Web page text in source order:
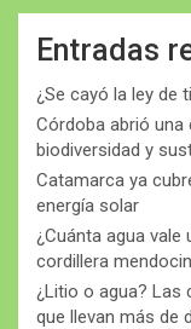
Entradas
¿Se cayó la ley de
Córdoba abrió
biodiversidad y
Catamarca ya
energía solar
¿Cuánta agua vale
cordillera
¿Litio o agua? Las
que llevan más de